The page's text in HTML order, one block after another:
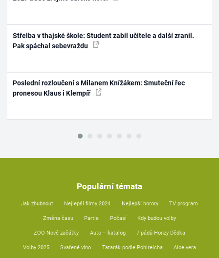
Střelba v thajské škole: Student zabil učitele a další zranil.
Pak spáchal sebevraždu
Poslední rozloučení s Milanem Knížákem: Smuteční řec
pronesou Klaus i Klempíř
Populární témata
Jak zhubnout Nejlepší filmy 2024 Nejlepší horory TV program
Změna času Partie Počasí Kdy budou volby
ZOO Nové začátky Auto – katalog 7 pádů Honzy Dědka
Volby 2025 Svařené víno Tatarák podle Pohlreicha Aloe vera